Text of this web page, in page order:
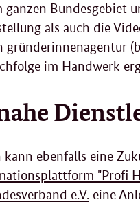
Bundesgebiet
als auch die
gründerinnenagentur
im Handwerk
ebenfalls eine
"Profi
e.V. eine